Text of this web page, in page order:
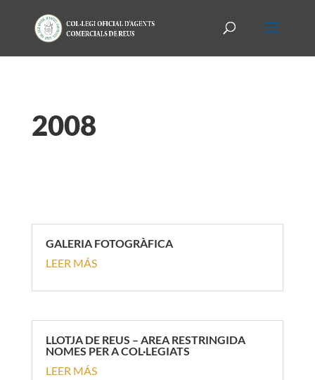
2008
GALERIA FOTOGRÀFICA
LEER MÁS
LLOTJA DE REUS – AREA RESTRINGIDA
NOMES PER A COL·LEGIATS
LEER MÁS